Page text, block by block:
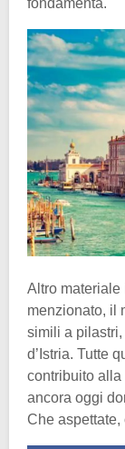
fondamenta.
Altro materiale
menzionato, il
simili a
d’Istria. Tutte
contribuito
ancora oggi
Che aspettate,